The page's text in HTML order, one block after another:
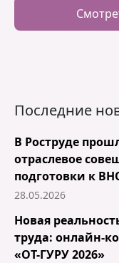
Последние
В Роструде
отраслевое
подготовки к
28.05.2026
Новая
труда: онлайн-
«ОТ-ГУРУ 2026»